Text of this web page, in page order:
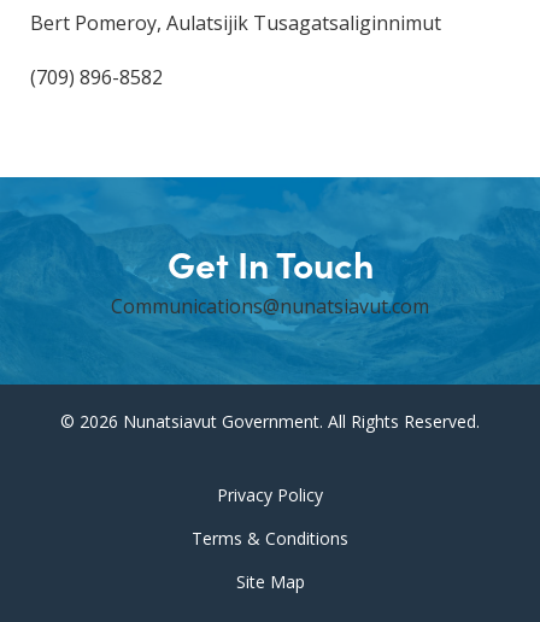
Bert Pomeroy, Aulatsijik Tusagatsaliginnimut
(709) 896-8582
Get In Touch
Communications@nunatsiavut.com
© 2026 Nunatsiavut Government. All Rights Reserved.
Privacy Policy
Terms & Conditions
Site Map